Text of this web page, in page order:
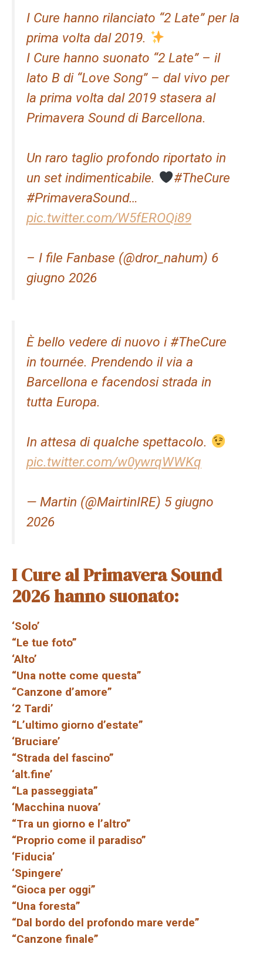
I Cure hanno rilanciato “2 Late” per la
prima volta dal 2019.
I Cure hanno suonato “2 Late” – il
lato B di “Love Song” – dal vivo per
la prima volta dal 2019 stasera al
Primavera Sound di Barcellona.
Un raro taglio profondo riportato in
un set indimenticabile.
#TheCure
#PrimaveraSound…
pic.twitter.com/W5fEROQi89
– I file Fanbase (@dror_nahum) 6
giugno 2026
È bello vedere di nuovo i #TheCure
in tournée. Prendendo il via a
Barcellona e facendosi strada in
tutta Europa.
In attesa di qualche spettacolo.
pic.twitter.com/w0ywrqWWKq
— Martin (@MairtinIRE) 5 giugno
2026
I Cure al Primavera Sound
2026 hanno suonato:
‘Solo’
“Le tue foto”
‘Alto’
“Una notte come questa”
“Canzone d’amore”
‘2 Tardi’
“L’ultimo giorno d’estate”
‘Bruciare’
“Strada del fascino”
‘alt.fine’
“La passeggiata”
‘Macchina nuova’
“Tra un giorno e l’altro”
“Proprio come il paradiso”
‘Fiducia’
‘Spingere’
“Gioca per oggi”
“Una foresta”
“Dal bordo del profondo mare verde”
“Canzone finale”